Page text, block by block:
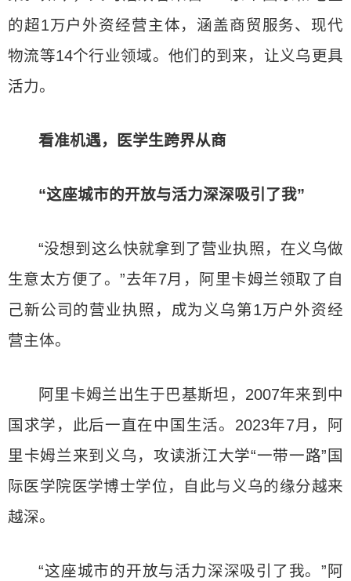
的超1万户外资经营主体，涵盖商贸服务、现代
物流等14个行业领域。他们的到来，让义乌更具
活力。
看准机遇，医学生跨界从商
“这座城市的开放与活力深深吸引了我”
“没想到这么快就拿到了营业执照，在义乌做
生意太方便了。”去年7月，阿里卡姆兰领取了自
己新公司的营业执照，成为义乌第1万户外资经
营主体。
阿里卡姆兰出生于巴基斯坦，2007年来到中
国求学，此后一直在中国生活。2023年7月，阿
里卡姆兰来到义乌，攻读浙江大学“一带一路”国
际医学院医学博士学位，自此与义乌的缘分越来
越深。
“这座城市的开放与活力深深吸引了我。”阿